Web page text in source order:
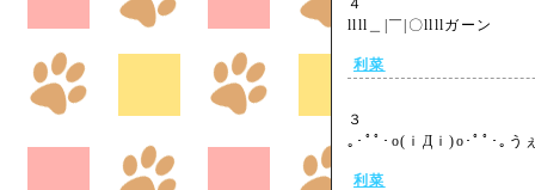
４
llll＿|￣|〇llllガーン
利菜
３
｡･ﾟﾟ･o(ｉДｉ)o･ﾟﾟ･｡
利菜